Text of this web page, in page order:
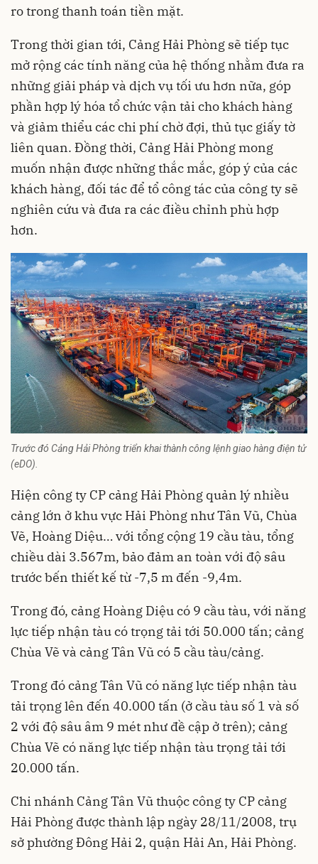
ro trong thanh toán tiền mặt.
Trong thời gian tới, Cảng Hải Phòng sẽ tiếp tục
mở rộng các tính năng của hệ thống nhằm đưa ra
những giải pháp và dịch vụ tối ưu hơn nữa, góp
phần hợp lý hóa tổ chức vận tải cho khách hàng
và giảm thiểu các chi phí chờ đợi, thủ tục giấy tờ
liên quan. Đồng thời, Cảng Hải Phòng mong
muốn nhận được những thắc mắc, góp ý của các
khách hàng, đối tác để tổ công tác của công ty sẽ
nghiên cứu và đưa ra các điều chỉnh phù hợp
hơn.
Trước đó Cảng Hải Phòng triển khai thành công lệnh giao hàng điện tử
(eDO).
Hiện công ty CP cảng Hải Phòng quản lý nhiều
cảng lớn ở khu vực Hải Phòng như Tân Vũ, Chùa
Vẽ, Hoàng Diệu… với tổng cộng 19 cầu tàu, tổng
chiều dài 3.567m, bảo đảm an toàn với độ sâu
trước bến thiết kế từ -7,5 m đến -9,4m.
Trong đó, cảng Hoàng Diệu có 9 cầu tàu, với năng
lực tiếp nhận tàu có trọng tải tới 50.000 tấn; cảng
Chùa Vẽ và cảng Tân Vũ có 5 cầu tàu/cảng.
Trong đó cảng Tân Vũ có năng lực tiếp nhận tàu
tải trọng lên đến 40.000 tấn (ở cầu tàu số 1 và số
2 với độ sâu âm 9 mét như đề cập ở trên); cảng
Chùa Vẽ có năng lực tiếp nhận tàu trọng tải tới
20.000 tấn.
Chi nhánh Cảng Tân Vũ thuộc công ty CP cảng
Hải Phòng được thành lập ngày 28/11/2008, trụ
sở phường Đông Hải 2, quận Hải An, Hải Phòng.